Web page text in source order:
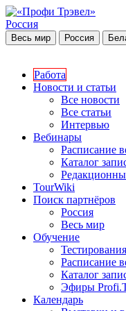
Россия
Весь мир Россия
Работа
Новости и статьи
Все новости
Все статьи
Интервью
Вебинары
Расписание
Каталог
TourWiki
Поиск партнёров
Россия
Весь мир
Обучение
Расписание
Каталог
Эфиры
Календарь